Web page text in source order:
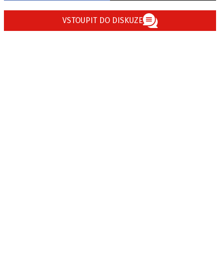
VSTOUPIT DO DISKUZE